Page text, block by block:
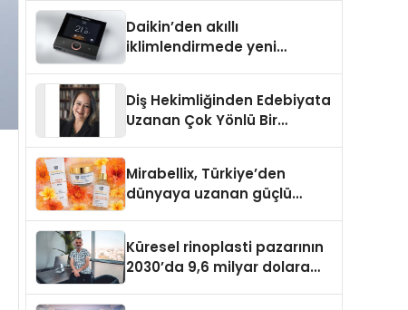
Daikin’den akıllı
iklimlendirmede yeni
Diş Hekimliğinden Edebiyata
Uzanan Çok Yönlü Bir
Mirabellix, Türkiye’den
dünyaya uzanan güçlü
Küresel rinoplasti pazarının
2030’da 9,6 milyar dolara